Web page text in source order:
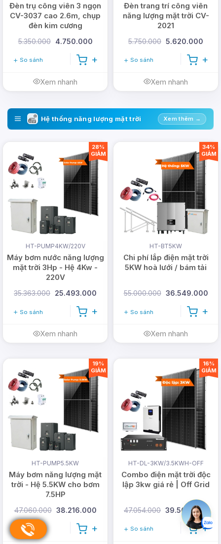
Đèn trụ công viên 3 ngọn
CV-3037 cao 2.6m, chụp
đèn kim cương
5.350.000 4.750.000
So sánh
Xem nhanh
Đèn trang trí công viên
năng lượng mặt trời CV-
2021
5.750.000 5.620.000
So sánh
Xem nhanh
Hệ thống năng lượng mặt trời Xem thêm →
HT-PUMP4KW/220V
Máy bơm nước năng lượng
mặt trời 3Hp - Hệ 4Kw -
220V
35.363.000 25.493.000
So sánh
Xem nhanh
28%
GIẢM
HT-BT5KW
Chi phí lắp điện mặt trời
5KW hoà lưới / bám tải
55.000.000 36.549.000
So sánh
Xem nhanh
34%
GIẢM
HT-PUMP5.5KW
Máy bơm năng lượng mặt
trời - Hệ 5.5KW cho bơm
7.5HP
47.060.000 38.216.000
So sánh
19%
GIẢM
HT-DL-3KW/3.5KWH-OFF
Combo điện mặt trời độc
lập 3kw giá rẻ | Off Grid
47.054.000 39.500.000
So sánh
16%
GIẢM